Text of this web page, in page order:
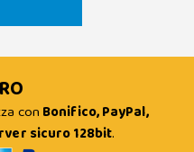
con Bonifico, PayPal,
sicuro 128bit.